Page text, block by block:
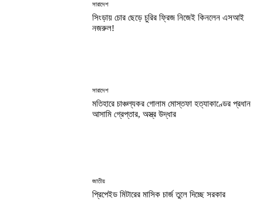
সারাদেশ
সিংড়ায় চোর ছেড়ে চুরির ফ্রিজ নিজেই কিনলেন এসআই
নজরুল!
সারাদেশ
মতিহারে চাঞ্চল্যকর গোলাম মোস্তফা হত্যাকাণ্ডের প্রধান
আসামি গ্রেপ্তার, অস্ত্র উদ্ধার
জাতীয়
প্রিপেইড মিটারের মাসিক চার্জ তুলে দিচ্ছে সরকার